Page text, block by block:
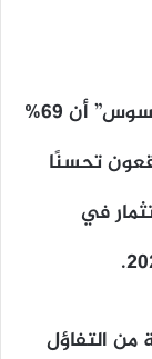
أظهر استطلاع رأي حديث أجراه مركز “إبسوس” أن 69%
تحسنًا
في
التفاؤل